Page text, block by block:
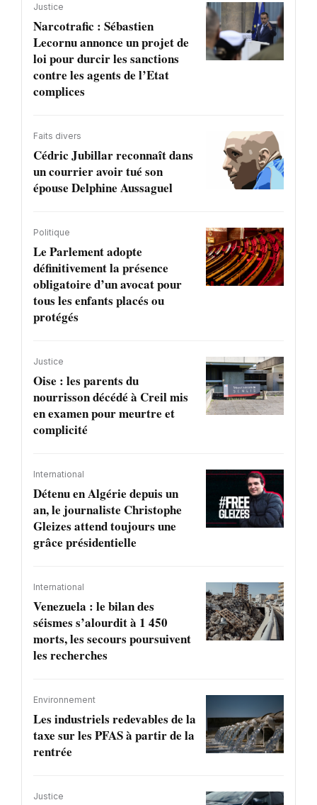
Justice
Narcotrafic : Sébastien
Lecornu annonce un projet de
loi pour durcir les sanctions
contre les agents de l’Etat
complices
Faits divers
Cédric Jubillar reconnaît dans
un courrier avoir tué son
épouse Delphine Aussaguel
Politique
Le Parlement adopte
définitivement la présence
obligatoire d’un avocat pour
tous les enfants placés ou
protégés
Justice
Oise : les parents du
nourrisson décédé à Creil mis
en examen pour meurtre et
complicité
International
Détenu en Algérie depuis un
an, le journaliste Christophe
Gleizes attend toujours une
grâce présidentielle
International
Venezuela : le bilan des
séismes s’alourdit à 1 450
morts, les secours poursuivent
les recherches
Environnement
Les industriels redevables de la
taxe sur les PFAS à partir de la
rentrée
Justice